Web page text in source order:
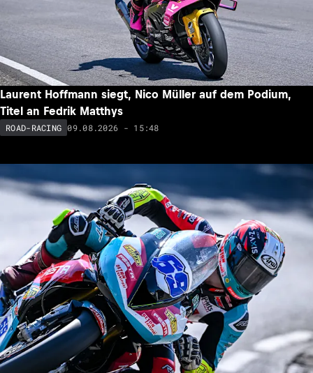
Laurent Hoffmann siegt, Nico Müller auf dem Podium,
Titel an Fedrik Matthys
ROAD-RACING 09.08.2026 - 15:48